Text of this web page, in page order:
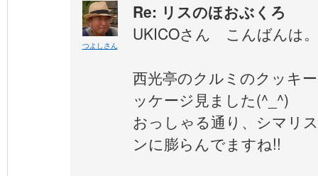
つよしさん
Re: リスのほおぶくろ
UKICOさん こんばんは。
西光亭のクルミのクッキ
ッケージ見ました(^_^)
おっしゃる通り、シマリ
ンに膨らんでますね!!